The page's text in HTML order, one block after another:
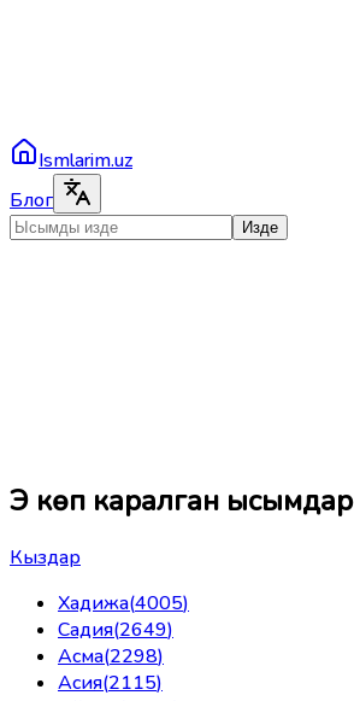
Ismlarim.uz
Блог
Изде
Эң көп каралган ысымдар
Кыздар
Хадижа(4005)
Садия(2649)
Асма(2298)
Асия(2115)